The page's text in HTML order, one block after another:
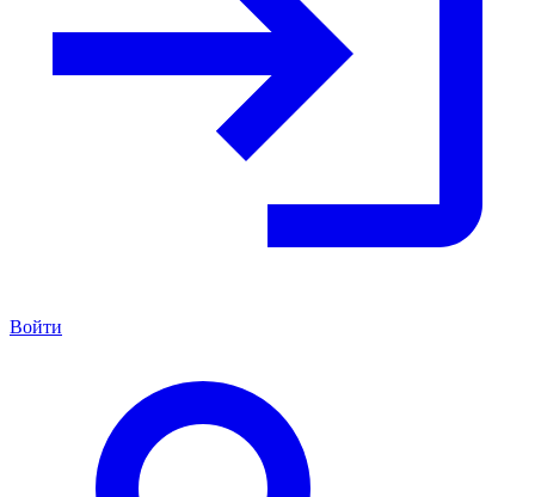
Войти